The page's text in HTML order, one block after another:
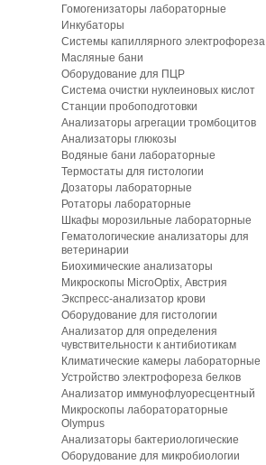
Гомогенизаторы лабораторные
Инкубаторы
Системы капиллярного электрофореза
Масляные бани
Оборудование для ПЦР
Система очистки нуклеиновых кислот
Станции пробоподготовки
Анализаторы агрегации тромбоцитов
Анализаторы глюкозы
Водяные бани лабораторные
Термостаты для гистологии
Дозаторы лабораторные
Ротаторы лабораторные
Шкафы морозильные лабораторные
Гематологические анализаторы для
ветеринарии
Биохимические анализаторы
Микроскопы MicroOptix, Австрия
Экспресс-анализатор крови
Оборудование для гистологии
Анализатор для определения
чувствительности к антибиотикам
Климатические камеры лабораторные
Устройство электрофореза белков
Анализатор иммунофлуоресцентный
Микроскопы лаборатораторные
Olympus
Анализаторы бактериологические
Оборудование для микробиологии